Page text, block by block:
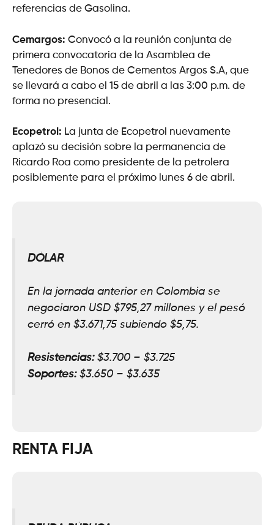
referencias de Gasolina.
Cemargos: Convocó a la reunión conjunta de
primera convocatoria de la Asamblea de
Tenedores de Bonos de Cementos Argos S.A, que
se llevará a cabo el 15 de abril a las 3:00 p.m. de
forma no presencial.
Ecopetrol: La junta de Ecopetrol nuevamente
aplazó su decisión sobre la permanencia de
Ricardo Roa como presidente de la petrolera
posiblemente para el próximo lunes 6 de abril.
DÓLAR
En la jornada anterior en Colombia se
negociaron USD $795, 27 millones y el pesó
cerró en $3.671,75 subiendo $5, 75.
Resistencias:$3.700 – $3.725
Soportes: $3.650 – $3.635
RENTA FIJA